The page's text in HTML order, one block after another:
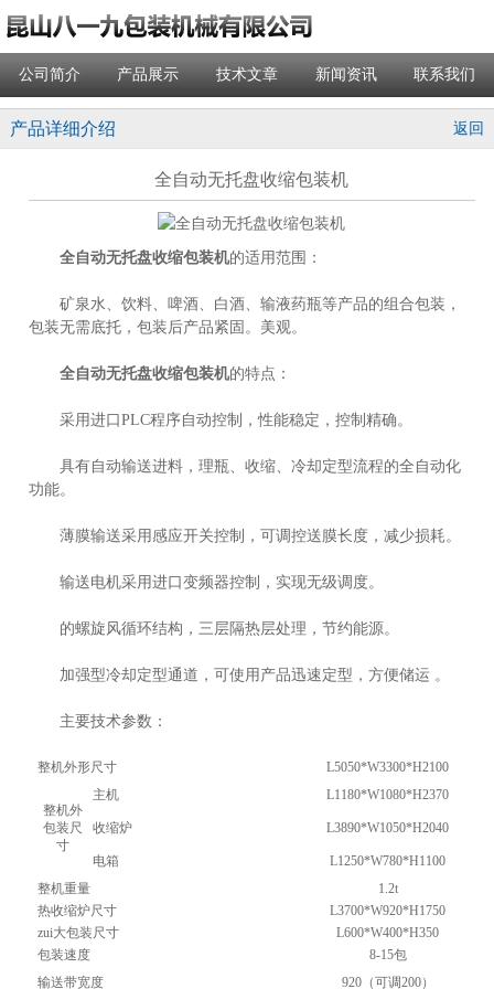
公司简介 产品展示 技术文章 新闻资讯 联系我们
产品详细介绍 返回
全自动无托盘收缩包装机
全自动无托盘收缩包装机的适用范围：
矿泉水、饮料、啤酒、白酒、输液药瓶等产品的组合包装，
包装无需底托，包装后产品紧固。美观。
全自动无托盘收缩包装机的特点：
采用进口PLC程序自动控制，性能稳定，控制精确。
具有自动输送进料，理瓶、收缩、冷却定型流程的全自动化
功能。
薄膜输送采用感应开关控制，可调控送膜长度，减少损耗。
输送电机采用进口变频器控制，实现无级调度。
的螺旋风循环结构，三层隔热层处理，节约能源。
加强型冷却定型通道，可使用产品迅速定型，方便储运 。
主要技术参数：
整机外形尺寸 L5050*W3300*H2100
整机外
包装尺
寸
主机 L1180*W1080*H2370
收缩炉 L3890*W1050*H2040
电箱
L1250*W780*H1100
整机重量
1.2t
热收缩炉尺寸
L3700*W920*H1750
zui大包装尺寸
L600*W400*H350
包装速度
8-15包
输送带宽度
920（可调200）